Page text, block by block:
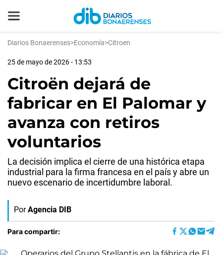
Diarios Bonaerenses>Economía>Citroen
25 de mayo de 2026 - 13:53
Citroën dejará de
fabricar en El Palomar y
avanza con retiros
voluntarios
La decisión implica el cierre de una histórica etapa
industrial para la firma francesa en el país y abre un
nuevo escenario de incertidumbre laboral.
Por Agencia DIB
Para compartir: